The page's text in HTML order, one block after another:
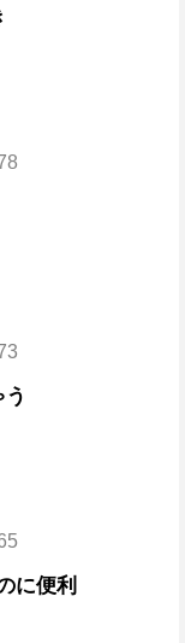
に便利